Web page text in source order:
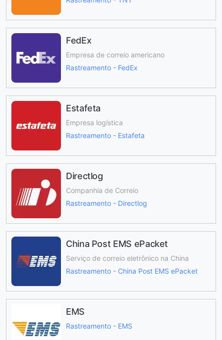
FedEx
Empresa de correio americano
Rastreamento - FedEx
Estafeta
Empresa logística
Rastreamento - Estafeta
Directlog
Companhia de Correio
Rastreamento - Directlog
China Post EMS ePacket
Serviço de correio eletrônico na China
Rastreamento - China Post EMS ePacket
EMS
Rastreamento - EMS